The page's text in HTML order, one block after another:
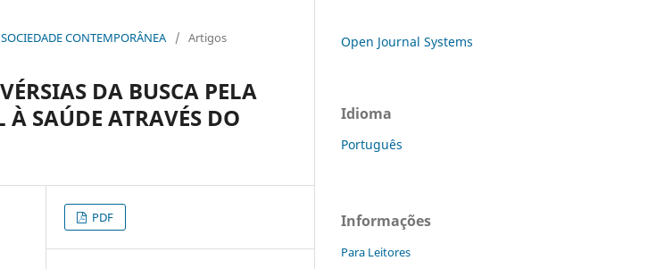
CONTEMPORÂNEA
/ Artigos
DA BUSCA PELA
SAÚDE ATRAVÉS DO
PDF
Open Journal Systems
Idioma
Português
Informações
Para Leitores